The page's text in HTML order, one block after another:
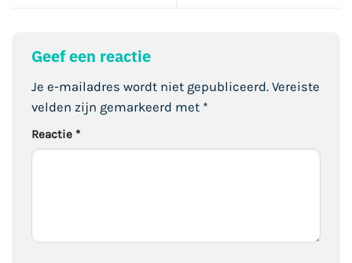
Geef een reactie
Je e-mailadres wordt niet gepubliceerd. Vereiste
velden zijn gemarkeerd met *
Reactie *